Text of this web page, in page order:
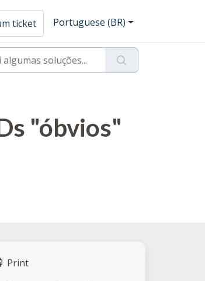
ticket Portuguese (BR)
"óbvios"
Print